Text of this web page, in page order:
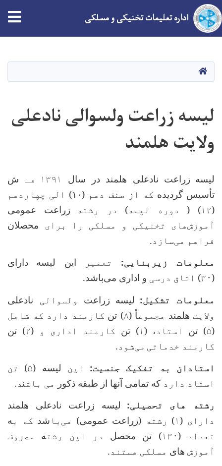
content
اداره تعلیمات تخنیکی و مسلکی
HOME
لیسه زراعت ولسوالی نادعلی
ولایت هلمند
لیسه زراعت نادعلی هلمند در سال ۱۳۹۱ هـ ش
تأسیس گردیده که از صنف دهم (۱۰)
الی چهاردهم
(۱۲
) ( دوره لیسه) در رشته
زراعت عمومی
آموزش‌های تخنیکی و مسلکی را برای محصلان
فراهم‌ می‌سازد.
معلومات زیربنایی: تعمیر این لیسه
دارای
(۳۰
) اتاق درسی و اداری می‌باشد.
معلومات تشکیل: لیسه زراعت ولسوالی نادعلی
ولایت هلمند مجموعأ (۸ ) تن کارمند دارد که شامل
(۵ ) تن استاد ، (۱ ) تن کارمند اداری و (۲ ) تن
کارمند خدماتی می‌شود.
استادان به تفکیک جنسیت:
این لیسه (۵ )
تن
استاد دارد که تمامی آنها از طبقه ذکور می باشند.
رشته های تحصیلی: لیسه زراعت نادعلی هلمند
دارای (۱ ) رشته (زراعت عمومی) می‌با شد که به
تعداد (۱۳۰
) تن محصل در این رشته مصروف
آموزش‌ های مسلکی هستند.